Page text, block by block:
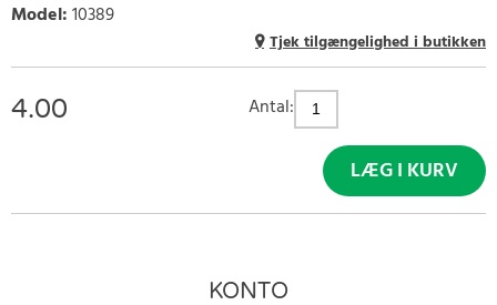
Model:10389
Tjek tilgængelighed i butikken
4.00 Antal:
LÆG I KURV
KONTO